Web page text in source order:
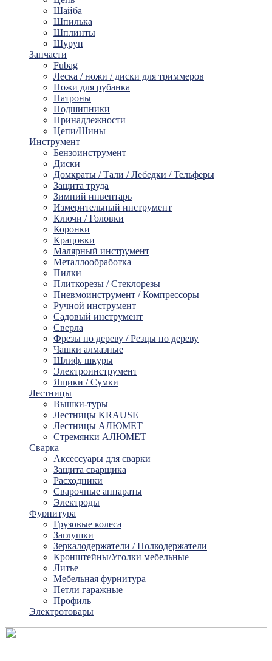
Шайбa
Шпилька
Шплинты
Шуруп
Запчасти
Fubag
Леска / ножи / диски для триммеров
Ножи для рубанка
Патроны
Подшипники
Принадлежности
Цепи/Шины
Инструмент
Бензоинструмент
Диски
Домкраты / Тали / Лебедки / Тельферы
Защита труда
Зимний инвентарь
Измерительный инструмент
Ключи / Головки
Коронки
Крацовки
Малярный инструмент
Металлообработка
Пилки
Плиткорезы / Стеклорезы
Пневмоинструмент / Компрессоры
Ручной инструмент
Садовый инструмент
Сверла
Фрезы по дереву / Резцы по дереву
Чашки алмазные
Шлиф. шкуры
Электроинструмент
Ящики / Сумки
Лестницы
Вышки-туры
Лестницы KRAUSE
Лестницы АЛЮМЕТ
Стремянки АЛЮМЕТ
Сварка
Аксессуары для сварки
Защита сварщика
Расходники
Сварочные аппараты
Электроды
Фурнитура
Грузовые колеса
Заглушки
Зеркалодержатели / Полкодержатели
Кронштейны/Уголки мебельные
Литье
Мебельная фурнитура
Петли гаражные
Профиль
Электротовары